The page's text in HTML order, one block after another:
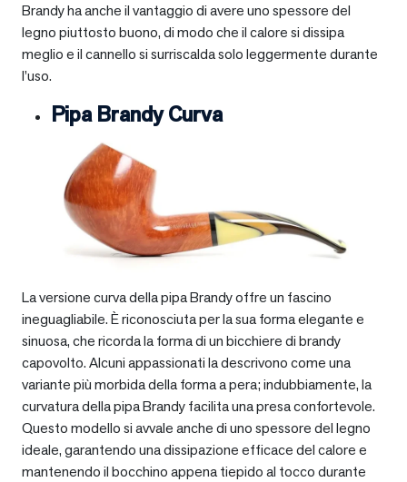
Brandy ha anche il vantaggio di avere uno spessore del
legno piuttosto buono, di modo che il calore si dissipa
meglio e il cannello si surriscalda solo leggermente durante
l’uso.
Pipa Brandy Curva
La versione curva della pipa Brandy offre un fascino
ineguagliabile. È riconosciuta per la sua forma elegante e
sinuosa, che ricorda la forma di un bicchiere di brandy
capovolto. Alcuni appassionati la descrivono come una
variante più morbida della forma a pera; indubbiamente, la
curvatura della pipa Brandy facilita una presa confortevole.
Questo modello si avvale anche di uno spessore del legno
ideale, garantendo una dissipazione efficace del calore e
mantenendo il bocchino appena tiepido al tocco durante